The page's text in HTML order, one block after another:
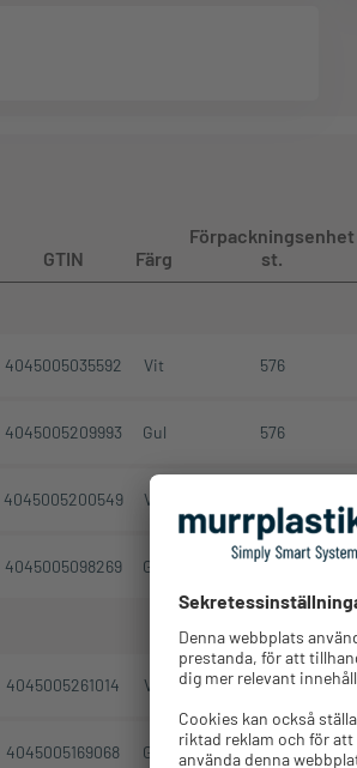
GTIN Färg
Förpackningsenhet
st.
4045005035592 Vit 576
4045005209993 Gul 576
4045005200549 Vit
4045005098269 Gul 576
4045005261014 Vit 576
4045005169068 Gul 576